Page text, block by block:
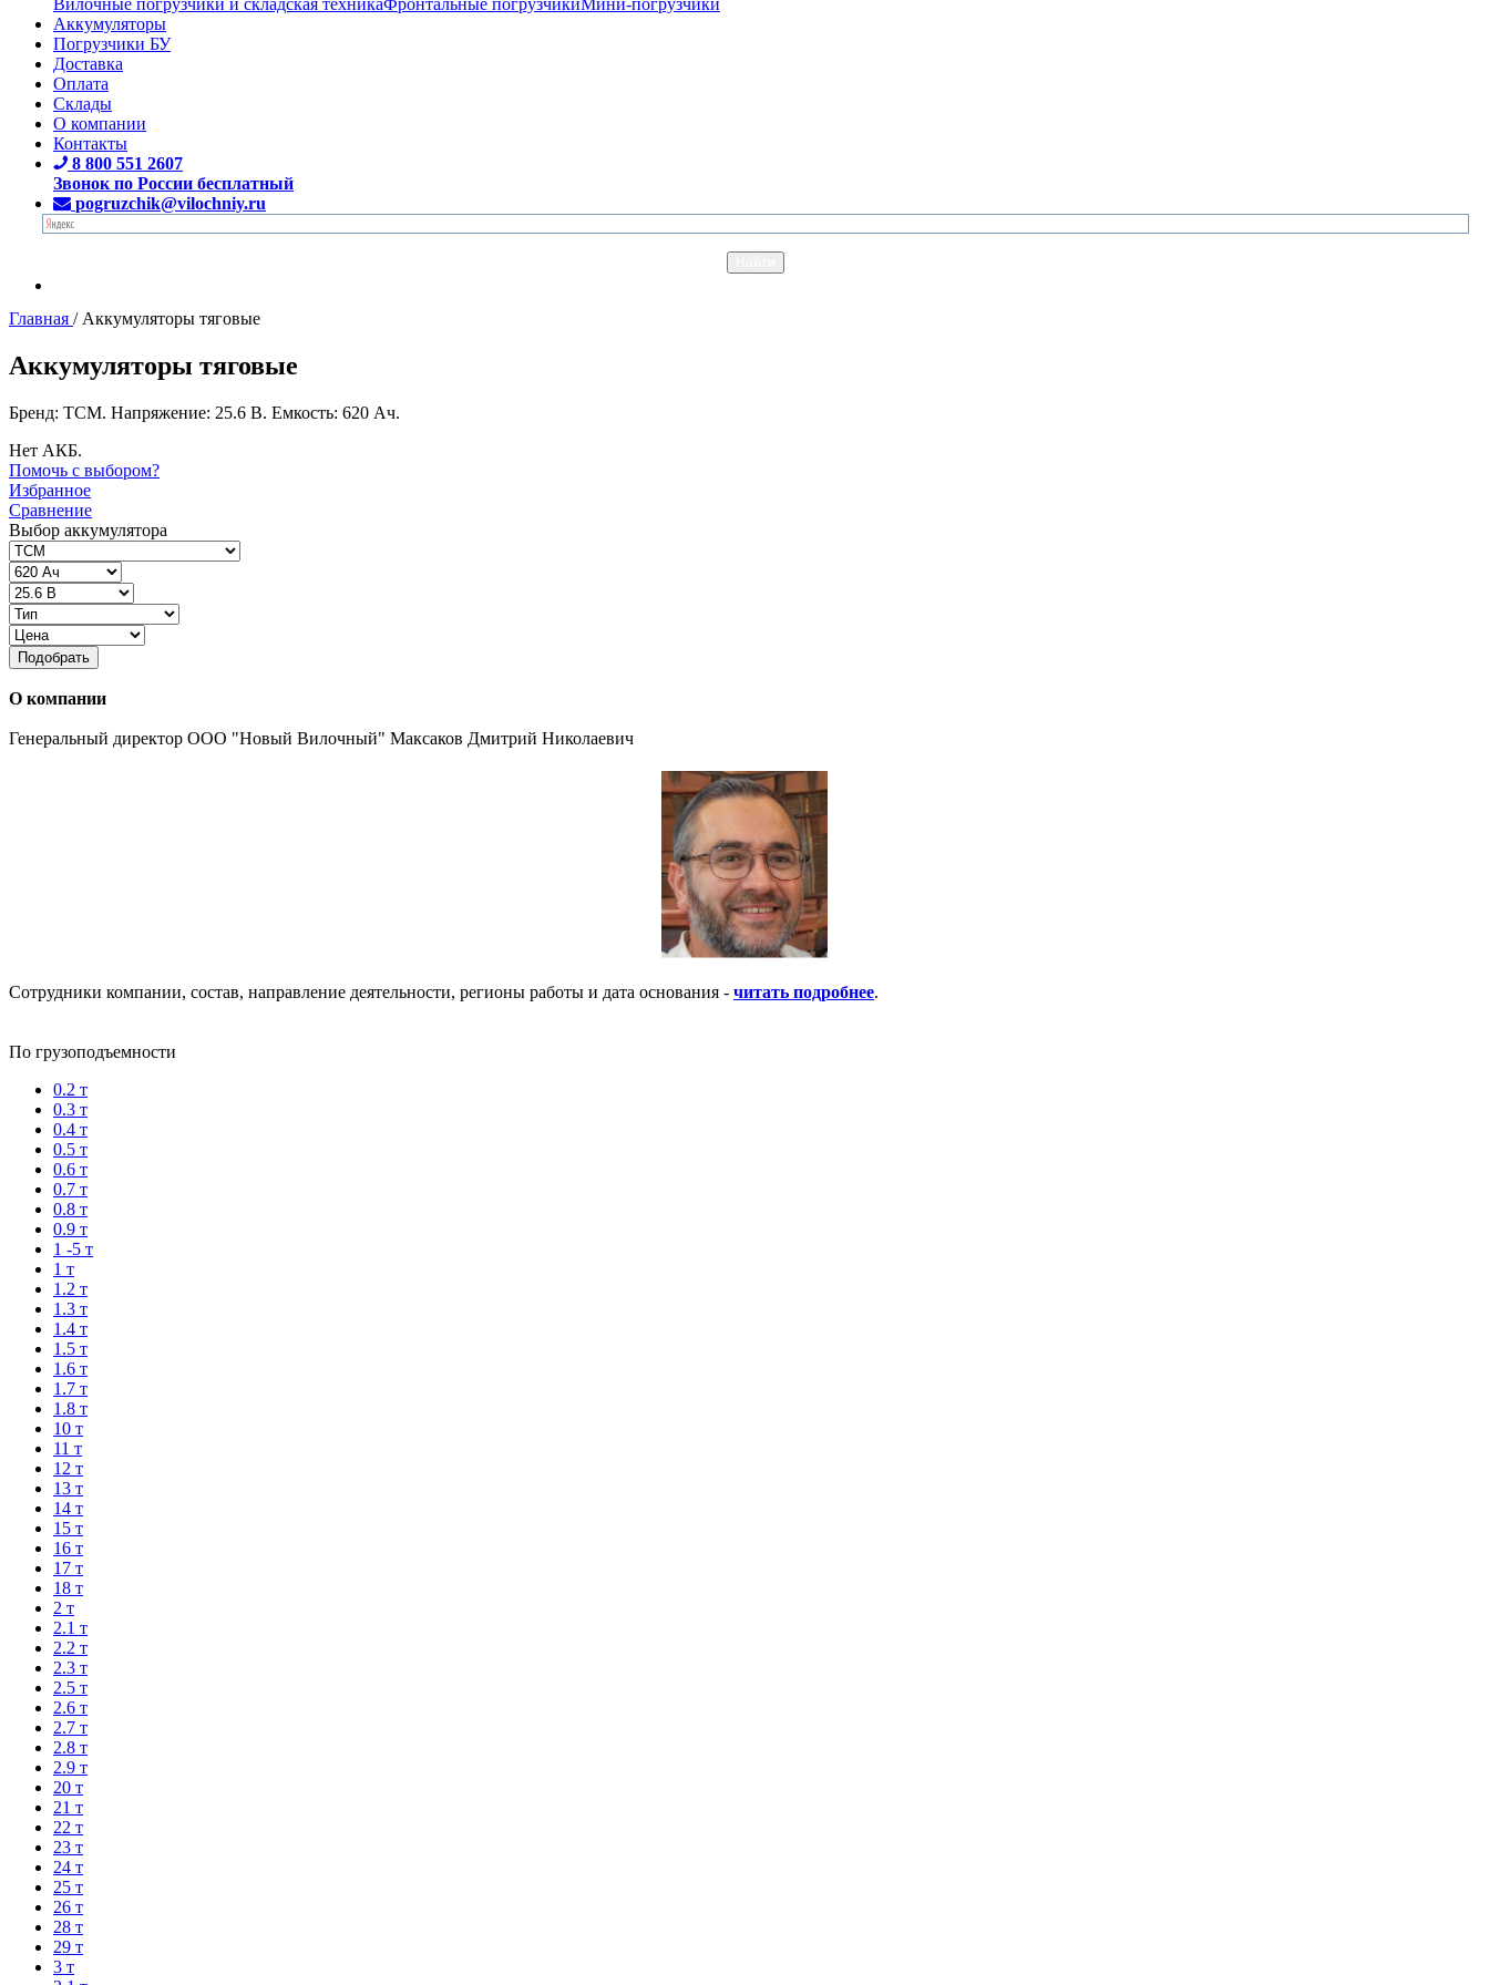
Аккумуляторы
Погрузчики БУ
Доставка
Оплата
Склады
О компании
Контакты
8 800 551 2607
Звонок по России бесплатный
pogruzchik@vilochniy.ru
Главная / Аккумуляторы тяговые
Аккумуляторы тяговые
Бренд: TCM. Напряжение: 25.6 В. Емкость: 620 Ач.
Нет АКБ.
Помочь с выбором?
Избранное
Сравнение
Выбор аккумулятора
Подобрать
О компании
Генеральный директор ООО "Новый Вилочный" Максаков Дмитрий Николаевич
Сотрудники компании, состав, направление деятельности, регионы работы и дата основания - читать подробнее.
По грузоподъемности
0.2 т
0.3 т
0.4 т
0.5 т
0.6 т
0.7 т
0.8 т
0.9 т
1 -5 т
1 т
1.2 т
1.3 т
1.4 т
1.5 т
1.6 т
1.7 т
1.8 т
10 т
11 т
12 т
13 т
14 т
15 т
16 т
17 т
18 т
2 т
2.1 т
2.2 т
2.3 т
2.5 т
2.6 т
2.7 т
2.8 т
2.9 т
20 т
21 т
22 т
23 т
24 т
25 т
26 т
28 т
29 т
3 т